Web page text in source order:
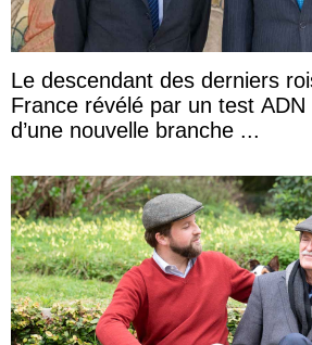
Le descendant des derniers
France révélé par un test
d’une nouvelle branche ...